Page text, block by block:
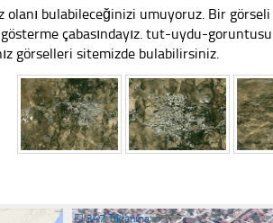
olanı bulabileceğinizi umuyoruz. Bir
çabasındayız. tut-uydu-
görselleri sitemizde bulabilirsiniz.
☐347 Tıklanma